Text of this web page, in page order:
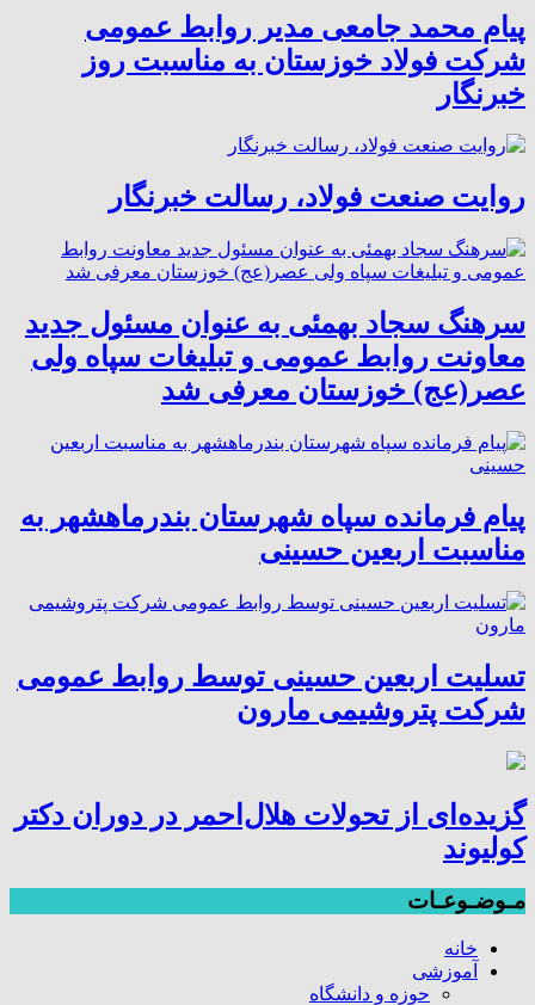
پیام محمد جامعی مدیر روابط عمومی
شرکت فولاد خوزستان به مناسبت روز
خبرنگار
روایت صنعت فولاد،‌ رسالت خبرنگار
سرهنگ سجاد بهمئی به عنوان مسئول جدید
معاونت روابط عمومی و تبلیغات سپاه ولی
عصر(عج) خوزستان معرفی شد
پیام فرمانده سپاه شهرستان بندرماهشهر به
مناسبت اربعین حسینی
تسلیت اربعین حسینی توسط روابط عمومی
شرکت پتروشیمی مارون
گزیده‌ای از تحولات هلال‌احمر در دوران دکتر
کولیوند
مـوضـوعـات
خانه
آموزشی
حوزه و دانشگاه